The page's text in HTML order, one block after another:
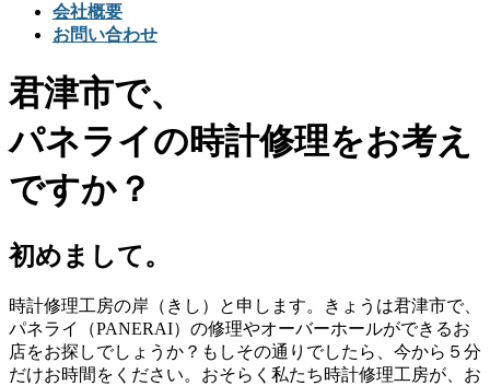
会社概要
お問い合わせ
君津市で、
パネライの時計修理をお考え
ですか？
初めまして。
時計修理工房の岸（きし）と申します。きょうは君津市で、
パネライ（PANERAI）の修理やオーバーホールができるお
店をお探しでしょうか？もしその通りでしたら、今から５分
だけお時間をください。おそらく私たち時計修理工房が、お